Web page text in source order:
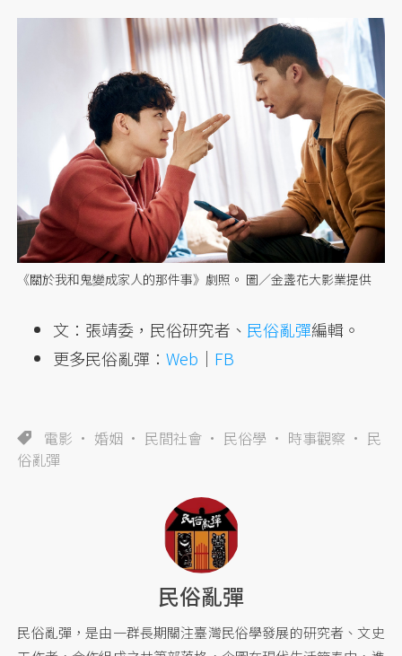
《關於我和鬼變成家人的那件事》劇照。 圖／金盞花大影業提供
文：張靖委，民俗研究者、 民俗亂彈編輯。
更多民俗亂彈：Web ｜ FB
電影 婚姻 民間社會 民俗學 時事觀察
民
俗亂彈
民俗亂彈
民俗亂彈，是由一群長期關注臺灣民俗學發展的研究者、文史